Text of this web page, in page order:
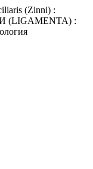
(Zinni) :
(LIGAMENTA) :